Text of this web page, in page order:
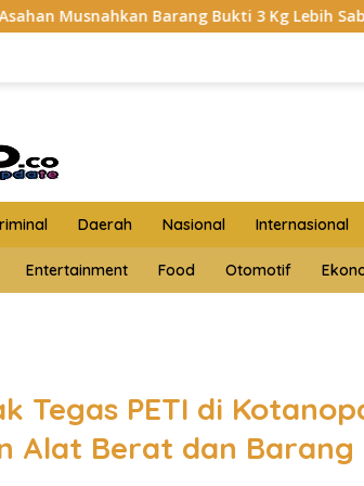
3 Kg Lebih Sabu HKTI Asahan
Daerah Nasional Internasional
Entertainment Food Otomotif
Tegas PETI di
Alat Berat dan Barang